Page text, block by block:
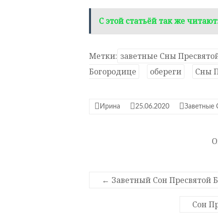
С этой статьёй так же
Метки: заветные Сны
Богородице
обереги Сны
Ирина 25.06.2020 Заветные
← Заветный Сон Пресвятой
Сон